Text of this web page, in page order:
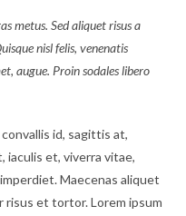
metus. Sed aliquet risus a
nisl felis, venenatis
augue. Proin sodales libero
id, sagittis at,
iaculis et, viverra vitae,
Maecenas aliquet
et tortor. Lorem ipsum